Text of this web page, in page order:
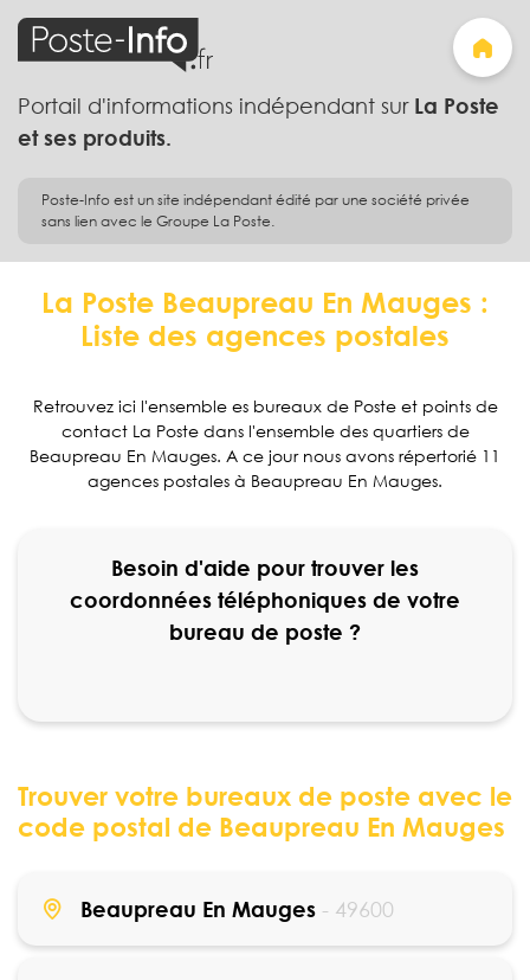
Portail d'informations indépendant sur La Poste
et ses produits.
Poste-Info est un site indépendant édité par une société privée
sans lien avec le Groupe La Poste.
La Poste Beaupreau En Mauges :
Liste des agences postales
Retrouvez ici l'ensemble es bureaux de Poste et points de
contact La Poste dans l'ensemble des quartiers de
Beaupreau En Mauges. A ce jour nous avons répertorié 11
agences postales à Beaupreau En Mauges.
Besoin d'aide pour trouver les
coordonnées téléphoniques de votre
bureau de poste ?
Trouver votre bureaux de poste avec le
code postal de Beaupreau En Mauges
Beaupreau En Mauges - 49600